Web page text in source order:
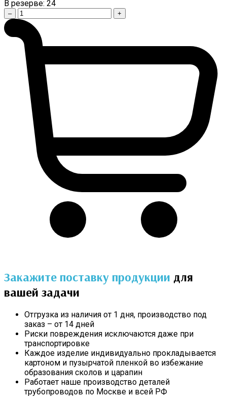
В резерве: 24
– +
Закажите поставку продукции для
вашей задачи
Отгрузка из наличия от 1 дня, производство под
заказ – от 14 дней
Риски повреждения исключаются даже при
транспортировке
Каждое изделие индивидуально прокладывается
картоном и пузырчатой пленкой во избежание
образования сколов и царапин
Работает наше производство деталей
трубопроводов по Москве и всей РФ